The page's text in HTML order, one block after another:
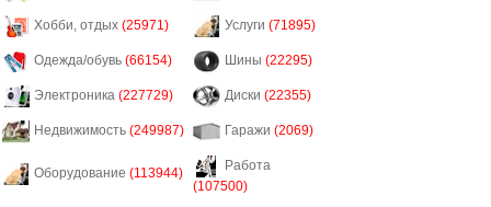
Хобби, отдых (25971) Услуги (71895)
Одежда/обувь (66154) Шины (22295)
Электроника (227729) Диски (22355)
Недвижимость (249987) Гаражи (2069)
Оборудование (113944)
Работа
(107500)